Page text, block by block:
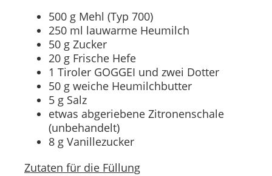
500 g Mehl (Typ 700)
250 ml lauwarme Heumilch
50 g Zucker
20 g Frische Hefe
1 Tiroler GOGGEI und zwei Dotter
50 g weiche Heumilchbutter
5 g Salz
etwas abgeriebene Zitronenschale
(unbehandelt)
8 g Vanillezucker
Zutaten für die Füllung